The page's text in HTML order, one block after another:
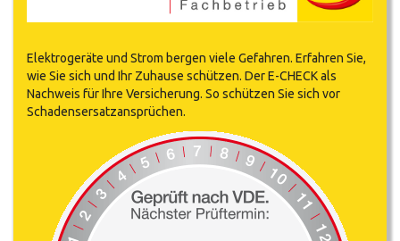
Elektrogeräte und Strom bergen viele Gefahren. Erfahren Sie,
wie Sie sich und Ihr Zuhause schützen. Der E-CHECK als
Nachweis für Ihre Versicherung. So schützen Sie sich vor
Schadensersatzansprüchen.